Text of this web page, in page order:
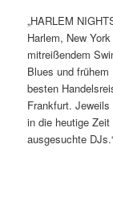
„HARLEM
Harlem, New
mitreißendem
Blues und
besten
Frankfurt.
in die heutige
ausgesuchte